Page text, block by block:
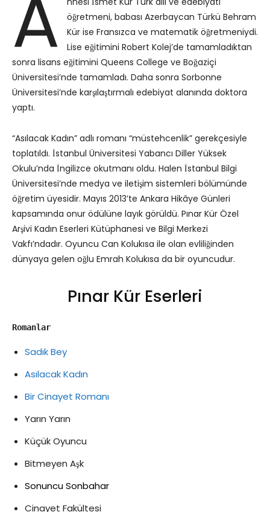
A
öğretmeni, babası Azerbaycan Türkü Behram
Kür ise Fransızca ve matematik öğretmeniydi.
Lise eğitimini Robert Kolej’de tamamladıktan
sonra lisans eğitimini Queens College ve Boğaziçi
Üniversitesi’nde tamamladı. Daha sonra Sorbonne
Üniversitesi’nde karşılaştırmalı edebiyat alanında doktora
yaptı.
“Asılacak Kadın” adlı romanı “müstehcenlik” gerekçesiyle
toplatıldı. İstanbul Üniversitesi Yabancı Diller Yüksek
Okulu’nda İngilizce okutmanı oldu. Halen İstanbul Bilgi
Üniversitesi’nde medya ve iletişim sistemleri bölümünde
öğretim üyesidir. Mayıs 2013’te Ankara Hikâye Günleri
kapsamında onur ödülüne layık görüldü. Pınar Kür Özel
Arşivi Kadın Eserleri Kütüphanesi ve Bilgi Merkezi
Vakfı’ndadır. Oyuncu Can Kolukısa ile olan evliliğinden
dünyaya gelen oğlu Emrah Kolukısa da bir oyuncudur.
Pınar Kür Eserleri
Romanlar
Sadık Bey
Asılacak Kadın
Bir Cinayet Romanı
Yarın Yarın
Küçük Oyuncu
Bitmeyen Aşk
Sonuncu Sonbahar
Cinayet Fakültesi